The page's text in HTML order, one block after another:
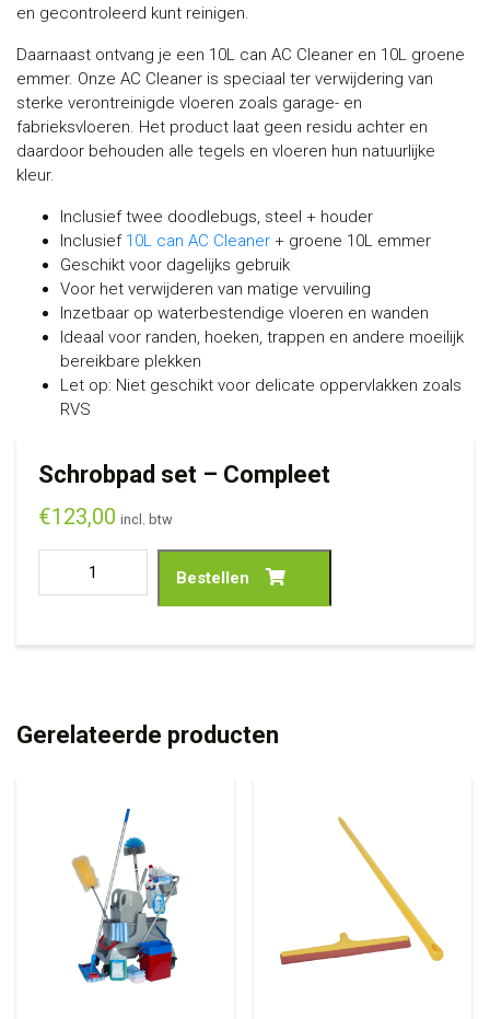
en gecontroleerd kunt reinigen.
Daarnaast ontvang je een 10L can AC Cleaner en 10L groene
emmer. Onze AC Cleaner is speciaal ter verwijdering van
sterke verontreinigde vloeren zoals garage- en
fabrieksvloeren. Het product laat geen residu achter en
daardoor behouden alle tegels en vloeren hun natuurlijke
kleur.
Inclusief twee doodlebugs, steel + houder
Inclusief 10L can AC Cleaner + groene 10L emmer
Geschikt voor dagelijks gebruik
Voor het verwijderen van matige vervuiling
Inzetbaar op waterbestendige vloeren en wanden
Ideaal voor randen, hoeken, trappen en andere moeilijk
bereikbare plekken
Let op: Niet geschikt voor delicate oppervlakken zoals
RVS
Schrobpad set – Compleet
€123,00 incl. btw
Bestellen
Gerelateerde producten